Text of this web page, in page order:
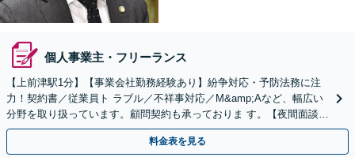
個人事業主・フリーランス
【上前津駅1分】【事業会社勤務経験あり】紛争対応・予防法務に注
力！契約書／従業員ト ラブル／不祥事対応／M&amp;Aなど、幅広い
分野を取り扱っています。顧問契約も承っておりま す。【夜間面談可
能】【オンライン相談可能】
料金表を見る